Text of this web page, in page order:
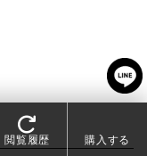
閲覧履歴 購入する